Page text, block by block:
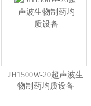
JH1500W-20超声波生
物制药均质设备